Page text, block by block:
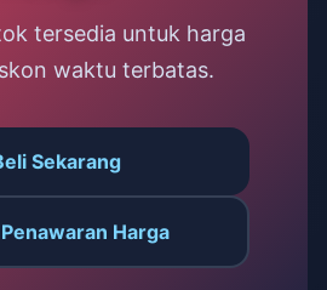
tersedia untuk harga
waktu terbatas.
Sekarang
Harga